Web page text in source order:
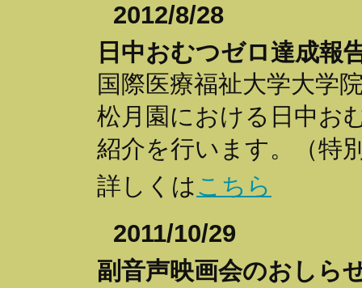
2012/8/28
日中おむつゼロ達成報
国際医療福祉大学大学
松月園における日中お
紹介を行います。（特
詳しくは こちら
2011/10/29
副音声映画会のおしら